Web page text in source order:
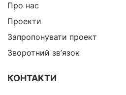
Про нас
Проекти
Запропонувати проект
Зворотний зв’язок
КОНТАКТИ